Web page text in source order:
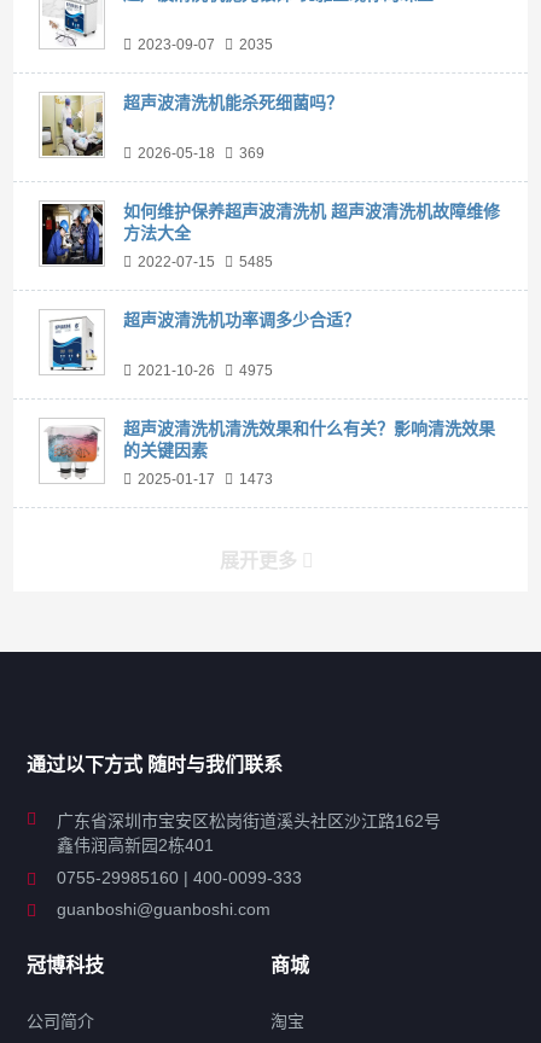
2023-09-07 2035
超声波清洗机能杀死细菌吗？
2026-05-18 369
如何维护保养超声波清洗机 超声波清洗机故障维修
方法大全
2022-07-15 5485
超声波清洗机功率调多少合适？
2021-10-26 4975
超声波清洗机清洗效果和什么有关？影响清洗效果
的关键因素
2025-01-17 1473
展开更多
工业超声波清洗设备
特种超声波洗净产品
超声波配件
通过以下方式 随时与我们联系
广东省深圳市宝安区松岗街道溪头社区沙江路162号
鑫伟润高新园2栋401
0755-29985160 | 400-0099-333
guanboshi@guanboshi.com
冠博科技
公司简介
商城
淘宝